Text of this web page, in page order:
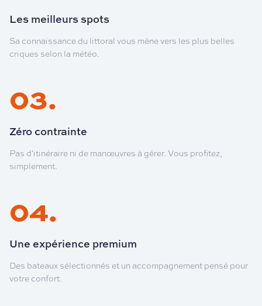
Les meilleurs spots
Sa connaissance du littoral vous mène vers les plus belles
criques selon la météo.
03.
Zéro contrainte
Pas d'itinéraire ni de manœuvres à gérer. Vous profitez,
simplement.
04.
Une expérience premium
Des bateaux sélectionnés et un accompagnement pensé pour
votre confort.